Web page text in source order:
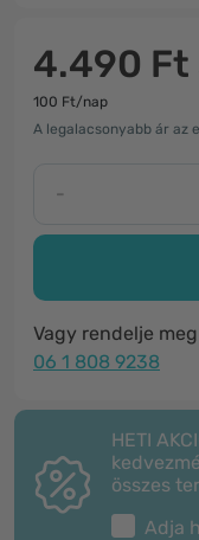
4.490 Ft
100 Ft/nap
A legalacsonyabb ár az
-
Vagy rendelje
06 1 808 9238
HETI
összes
Adja